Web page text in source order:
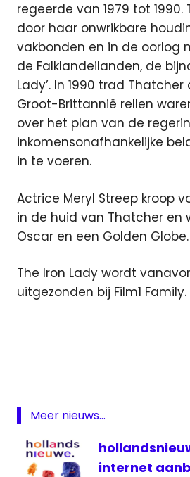
regeerde van 1979 tot
door haar onwrikbare
vakbonden en in de oorlog
de Falklandeilanden, de
Lady’. In 1990 trad
Groot-Brittannië rellen
over het plan van de
inkomensonafhankelijke
in te voeren.
Actrice Meryl Streep kroop
in de huid van Thatcher en
Oscar en een Golden Globe.
The Iron Lady wordt
uitgezonden bij Film1 Family.
uitzending
Meer nieuws...
internet